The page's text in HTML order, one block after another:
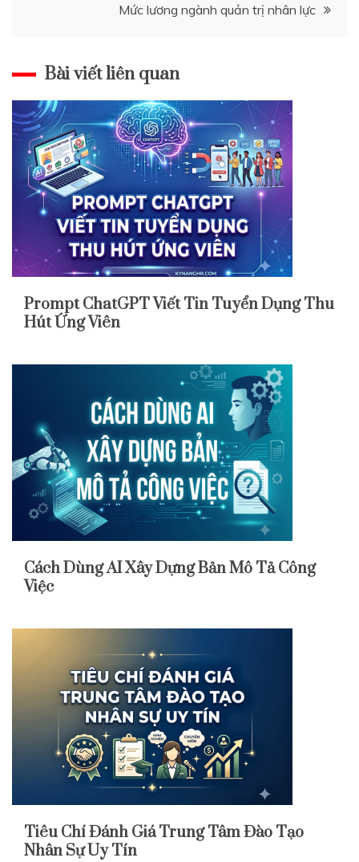
viết
Mức lương ngành quản trị nhân lực
Bài viết liên quan
Prompt ChatGPT Viết Tin Tuyển Dụng Thu
Hút Ứng Viên
Cách Dùng AI Xây Dựng Bản Mô Tả Công
Việc
Tiêu Chí Đánh Giá Trung Tâm Đào Tạo
Nhân Sự Uy Tín